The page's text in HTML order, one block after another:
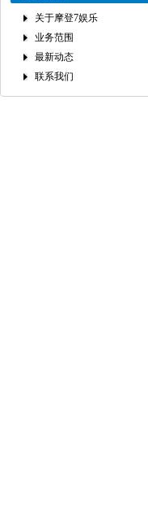
关于摩登7娱乐
业务范围
最新动态
联系我们